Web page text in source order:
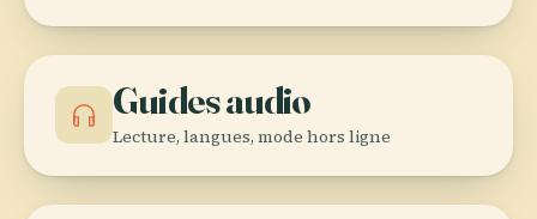
Guides audio
Lecture, langues, mode hors ligne